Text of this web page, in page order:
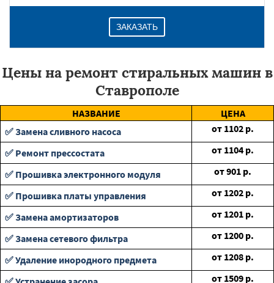
ЗАКАЗАТЬ
Цены на ремонт стиральных машин в
Ставрополе
НАЗВАНИЕ
ЦЕНА
✅ Замена сливного насоса
от 1102 р.
✅ Ремонт прессостата
от 1104 р.
✅ Прошивка электронного модуля
от901 р.
✅ Прошивка платы управления
от 1202 р.
✅ Замена амортизаторов
от 1201 р.
✅ Замена сетевого фильтра
от 1200 р.
✅ Удаление инородного предмета
от 1208 р.
от 1509 р.